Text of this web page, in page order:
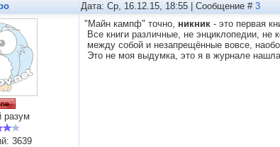
Дата: Ср, 16.12.15, 18:55 | Сообщение # 3
разум
3639
"Майн кампф" точно, никник - это первая
Все книги различные, не энциклопедии, не
между собой и незапрещённые вовсе,
Это не моя выдумка, это я в журнале